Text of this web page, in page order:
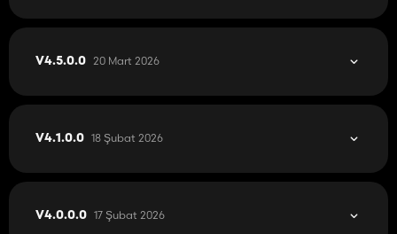
V4.5.0.0 20 Mart 2026
V4.1.0.0 18 Şubat 2026
V4.0.0.0 17 Şubat 2026